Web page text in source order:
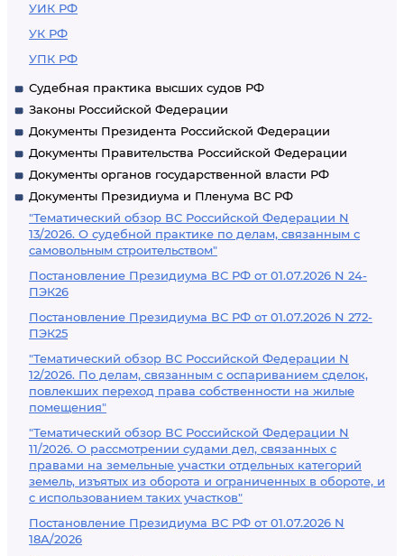
УИК РФ
УК РФ
УПК РФ
Судебная практика высших судов РФ
Законы Российской Федерации
Документы Президента Российской Федерации
Документы Правительства Российской Федерации
Документы органов государственной власти РФ
Документы Президиума и Пленума ВС РФ
"Тематический обзор ВС Российской Федерации N
13/2026. О судебной практике по делам, связанным с
самовольным строительством"
Постановление Президиума ВС РФ от 01.07.2026 N 24-
ПЭК26
Постановление Президиума ВС РФ от 01.07.2026 N 272-
ПЭК25
"Тематический обзор ВС Российской Федерации N
12/2026. По делам, связанным с оспариванием сделок,
повлекших переход права собственности на жилые
помещения"
"Тематический обзор ВС Российской Федерации N
11/2026. О рассмотрении судами дел, связанных с
правами на земельные участки отдельных категорий
земель, изъятых из оборота и ограниченных в обороте, и
с использованием таких участков"
Постановление Президиума ВС РФ от 01.07.2026 N
18А/2026